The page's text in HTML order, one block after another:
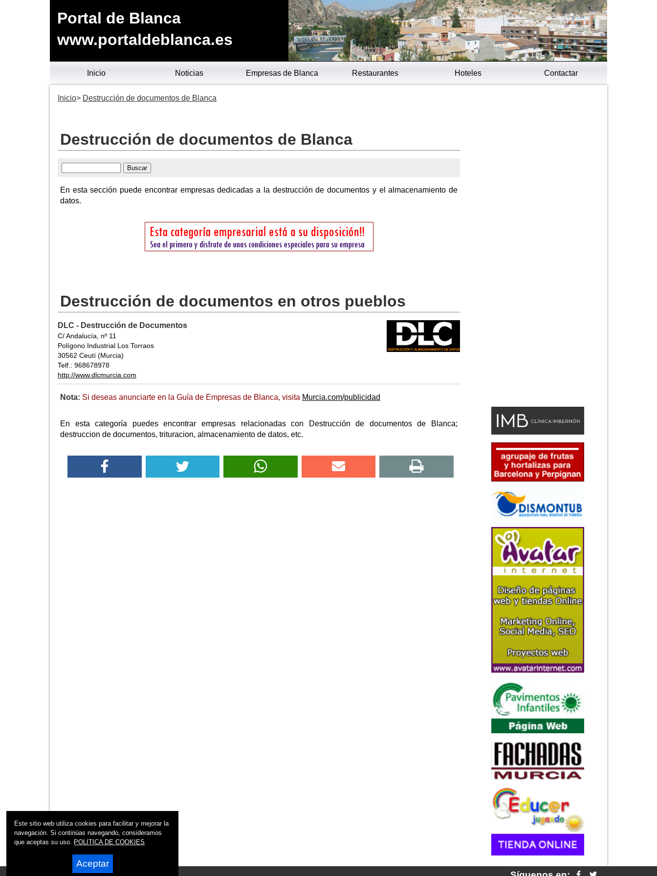
Portal de Blanca
www.portaldeblanca.es
Inicio Noticias Empresas de Blanca Restaurantes Hoteles Contactar
Inicio Destrucción de documentos de Blanca
Destrucción de documentos de Blanca
En esta sección puede encontrar empresas dedicadas a la destrucción de documentos y el almacenamiento de
datos.
Destrucción de documentos en otros pueblos
DLC - Destrucción de Documentos
C/ Andalucía, nº 11
Polígono Industrial Los Torraos
30562 Ceutí (Murcia)
Telf.: 968678978
http://www.dlcmurcia.com
Nota: Si deseas anunciarte en la Guía de Empresas de Blanca, visita Murcia.com/publicidad
En esta categoría puedes encontrar empresas relacionadas con Destrucción de documentos de Blanca;
destruccion de documentos, trituracion, almacenamiento de datos, etc.
Este sitio web utiliza cookies para facilitar y mejorar la
navegación. Si continúas navegando, consideramos
que aceptas su uso. POLITICA DE COOKIES
Aceptar